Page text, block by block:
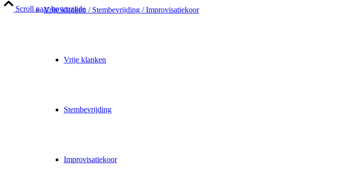
Vrije klanken / Stembevrijding / Improvisatiekoor
Vrije klanken
Stembevrijding
Improvisatiekoor
Scroll naar bovenzijde